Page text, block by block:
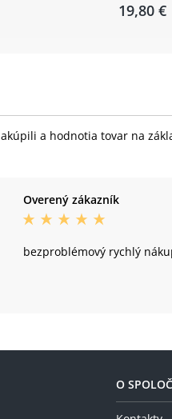
19,80 €
a hodnotia tovar na
Overený zákazník
bezproblémový rychlý
O